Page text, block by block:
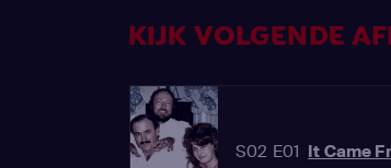
KIJK VOLGENDE
S02 E01 It Came